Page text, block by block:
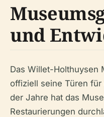
und
Das Willet-Holthuysen
offiziell seine Türen
der Jahre hat das
Restaurierungen